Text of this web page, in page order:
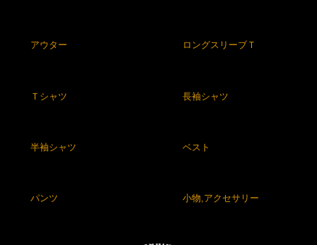
アウター ロングスリーブＴ
Ｔシャツ 長袖シャツ
半袖シャツ ベスト
パンツ 小物,アクセサリー